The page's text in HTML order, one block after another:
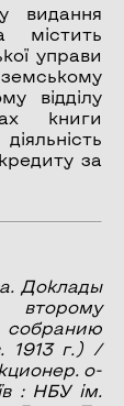
видання
містить
управи
відділу
книги
за
Доклады
собранию
1913 г.) /
о-
: НБУ ім.